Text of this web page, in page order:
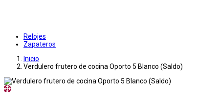
Relojes
Zapateros
Inicio
Verdulero frutero de cocina Oporto 5 Blanco (Saldo)